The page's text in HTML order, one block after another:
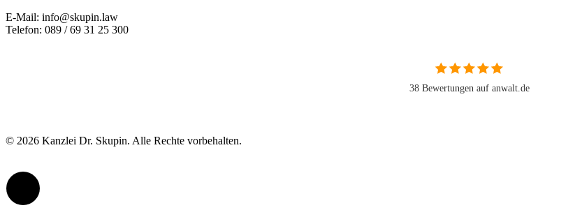
E-Mail: info@skupin.law
Telefon: 089 / 69 31 25 300
38 Bewertungen auf anwalt.de
© 2026 Kanzlei Dr. Skupin. Alle Rechte vorbehalten.